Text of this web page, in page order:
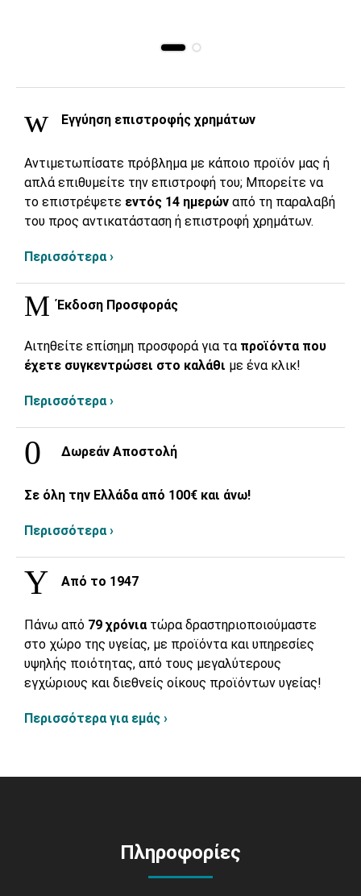
Εγγύηση επιστροφής χρημάτων
Αντιμετωπίσατε πρόβλημα με κάποιο προϊόν μας ή
απλά επιθυμείτε την επιστροφή του; Μπορείτε να
το επιστρέψετε εντός 14 ημερών από τη παραλαβή
του προς αντικατάσταση ή επιστροφή χρημάτων.
Περισσότερα ›
Έκδοση Προσφοράς
Αιτηθείτε επίσημη προσφορά για τα προϊόντα που
έχετε συγκεντρώσει στο καλάθι με ένα κλικ!
Περισσότερα ›
Δωρεάν Αποστολή
Σε όλη την Ελλάδα από 100€ και άνω!
Περισσότερα ›
Από το 1947
Πάνω από 79 χρόνια τώρα δραστηριοποιούμαστε
στο χώρο της υγείας, με προϊόντα και υπηρεσίες
υψηλής ποιότητας, από τους μεγαλύτερους
εγχώριους και διεθνείς οίκους προϊόντων υγείας!
Περισσότερα για εμάς ›
Πληροφορίες